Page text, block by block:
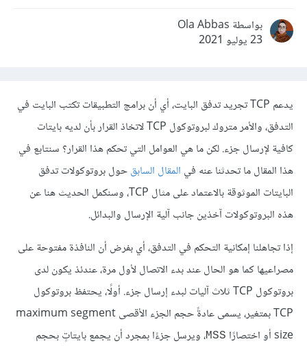
بواسطة Ola Abbas
23 يوليو 2021
يدعم TCP تجريد تدفق البايت، أي أن برامج التطبيقات تكتب البايت في
التدفق، والأمر متروك لبروتوكول TCP لاتخاذ القرار بأن لديه بايتات
كافية لإرسال جزء. لكن ما هي العوامل التي تحكم هذا القرار؟ سنتابع في
هذا المقال ما تحدثنا عنه في المقال السابقحول بروتوكولات تدفق
البايتات الموثوقة بالاعتماد على مثال TCP، وسنكمل الحديث هنا عن
هذه البروتوكولات آخذين جانب آلية الإرسال والبدائل.
إذا تجاهلنا إمكانية التحكم في التدفق، أي بفرض أن النافذة مفتوحة على
مصراعيها كما هو الحال عند بدء الاتصال لأول مرة، عندئذ يكون لدى
بروتوكول TCP ثلاث آليات لبدء إرسال جزء. أولًا، يحتفظ بروتوكول
TCP بمتغير، يسمى عادةً حجم الجزء الأقصى maximum segment
size أو اختصارًا
MSS، ويرسل جزءًا بمجرد أن يجمع بايتاتٍ بحجم